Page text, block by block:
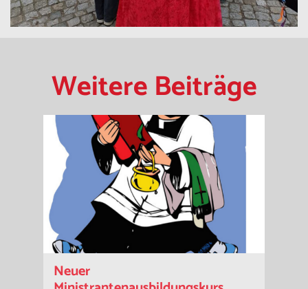
Weitere Beiträge
Neuer